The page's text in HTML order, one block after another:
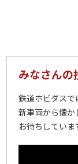
みなさんの
鉄道ホビダスで
新車両から懐
お待ちしていま